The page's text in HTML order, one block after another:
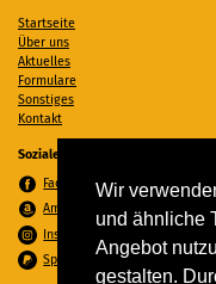
Wir
und ähnliche
Angebot
gestalten.
Startseite
Über uns
Aktuelles
Formulare
Sonstiges
Kontakt
Soziale Medien
Facebook
Amazon Wunschzettel
Instagram
Spenden per PayPal